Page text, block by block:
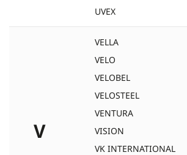
UVEX
V
VELLA
VELO
VELOBEL
VELOSTEEL
VENTURA
VISION
VK INTERNATIONAL